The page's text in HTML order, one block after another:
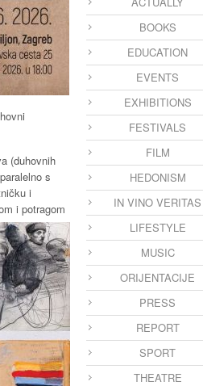
(duhovnih
s
i
i potragom
BOOKS
EDUCATION
EVENTS
EXHIBITIONS
FESTIVALS
FILM
HEDONISM
IN VINO VERITAS
LIFESTYLE
MUSIC
ORIJENTACIJE
PRESS
REPORT
SPORT
THEATRE